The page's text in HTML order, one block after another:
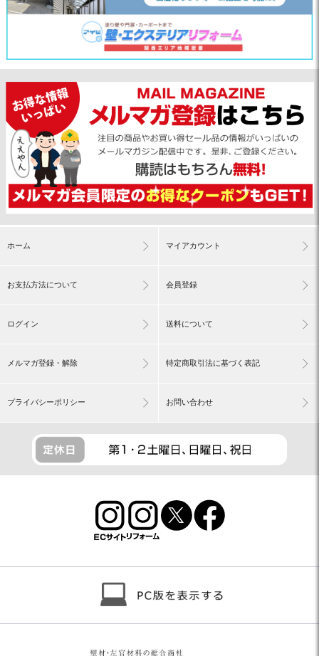
ホーム マイアカウント
お支払方法について 会員登録
ログイン 送料について
メルマガ登録・解除 特定商取引法に基づく表記
プライバシーポリシー お問い合わせ